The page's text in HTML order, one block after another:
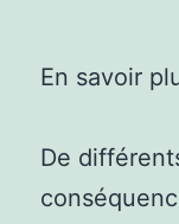
En savoir
De